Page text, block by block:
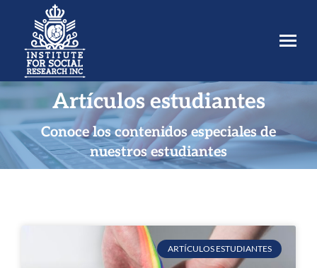
Artículos estudiantes
Conoce los contenidos especiales de
nuestros estudiantes
Estás aquí:
ARTÍCULOS ESTUDIANTES